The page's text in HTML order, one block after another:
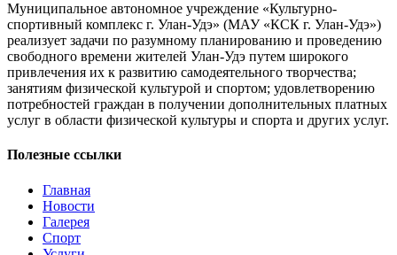
Муниципальное автономное учреждение «Культурно-
спортивный комплекс г. Улан-Удэ» (МАУ «КСК г. Улан-Удэ»)
реализует задачи по разумному планированию и проведению
свободного времени жителей Улан-Удэ путем широкого
привлечения их к развитию самодеятельного творчества;
занятиям физической культурой и спортом; удовлетворению
потребностей граждан в получении дополнительных платных
услуг в области физической культуры и спорта и других услуг.
Полезные ссылки
Главная
Новости
Галерея
Спорт